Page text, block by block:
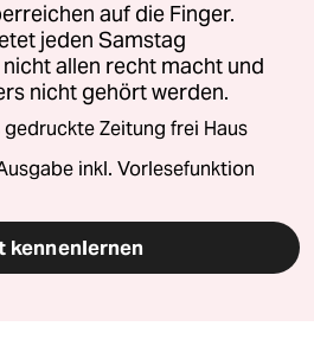
auf die Finger.
jeden Samstag
allen recht macht und
nicht gehört werden.
Zeitung frei Haus
inkl. Vorlesefunktion
kennenlernen